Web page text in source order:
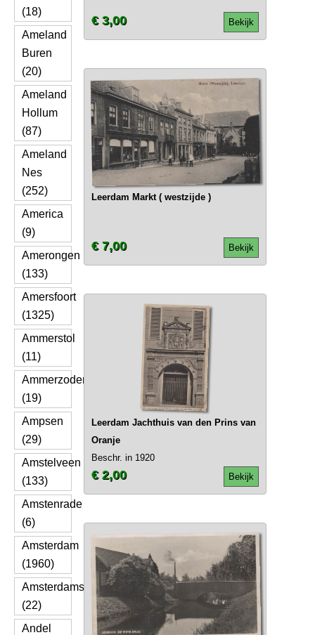
(18)
Ameland
Buren
(20)
Ameland
Hollum
(87)
Ameland
Nes
(252)
America
(9)
Amerongen
(133)
Amersfoort
(1325)
Ammerstol
(11)
Ammerzoden
(19)
Ampsen
(29)
Amstelveen
(133)
Amstenrade
(6)
Amsterdam
(1960)
Amsterdamscheveld
(22)
Andel
Bekijk
€ 3,00
Leerdam Markt ( westzijde )
Bekijk
€ 7,00
Leerdam Jachthuis van den Prins van
Oranje
Beschr. in 1920
Bekijk
€ 2,00